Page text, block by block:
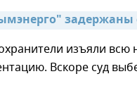
задержаны
изъяли всю
Вскоре суд